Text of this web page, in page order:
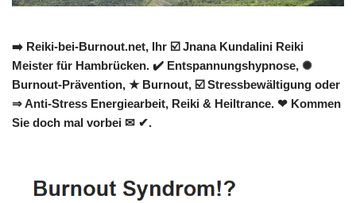
➡️ Reiki-bei-Burnout.net, Ihr ☑️ Jnana Kundalini Reiki
Meister für Hambrücken. ✔️ Entspannungshypnose, ✺
Burnout-Prävention, ★ Burnout, ☑️ Stressbewältigung oder
⇒ Anti-Stress Energiearbeit, Reiki & Heiltrance. ❤ Kommen
Sie doch mal vorbei ✉ ✔.